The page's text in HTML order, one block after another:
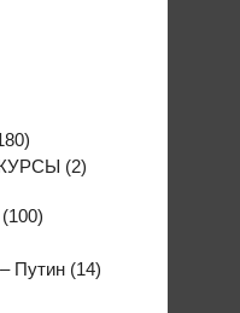
(2)
(100)
Путин (14)